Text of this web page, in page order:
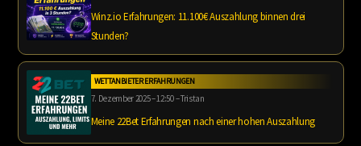
Winz.io Erfahrungen: 11.100€ Auszahlung binnen drei
Stunden?
WETTANBIETER ERFAHRUNGEN
7. Dezember 2025 – 12:50 – Tristan
Meine 22Bet Erfahrungen nach einer hohen Auszahlung